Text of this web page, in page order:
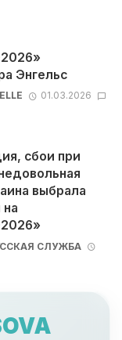
Энгельс
01.03.2026
сбои при
выбрала
на
СЛУЖБА